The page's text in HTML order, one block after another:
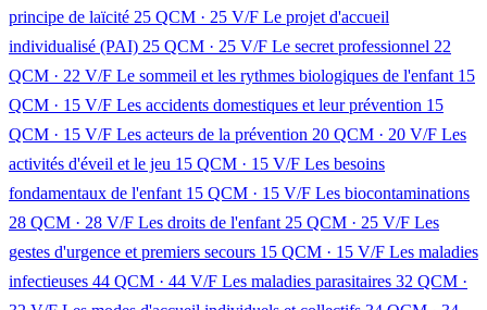
principe de laïcité 25 QCM · 25 V/F Le projet d'accueil
individualisé (PAI) 25 QCM · 25 V/F Le secret professionnel 22
QCM · 22 V/F Le sommeil et les rythmes biologiques de l'enfant 15
QCM · 15 V/F Les accidents domestiques et leur prévention 15
QCM · 15 V/F Les acteurs de la prévention 20 QCM · 20 V/F Les
activités d'éveil et le jeu 15 QCM · 15 V/F Les besoins
fondamentaux de l'enfant 15 QCM · 15 V/F Les biocontaminations
28 QCM · 28 V/F Les droits de l'enfant 25 QCM · 25 V/F Les
gestes d'urgence et premiers secours 15 QCM · 15 V/F Les maladies
infectieuses 44 QCM · 44 V/F Les maladies parasitaires 32 QCM ·